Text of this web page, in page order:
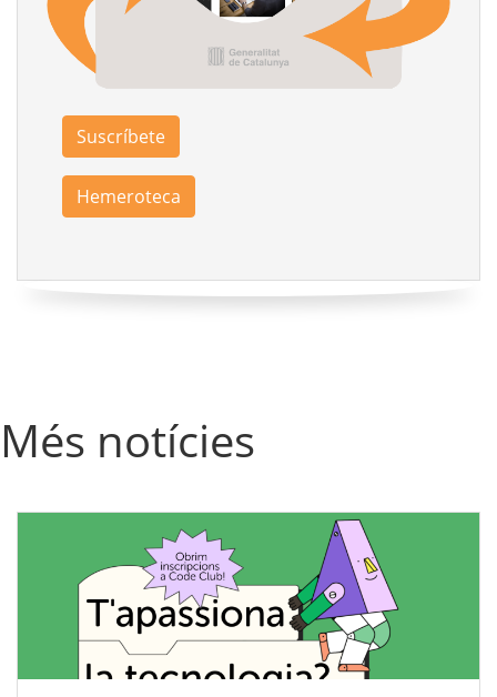
Suscríbete
Hemeroteca
Més notícies